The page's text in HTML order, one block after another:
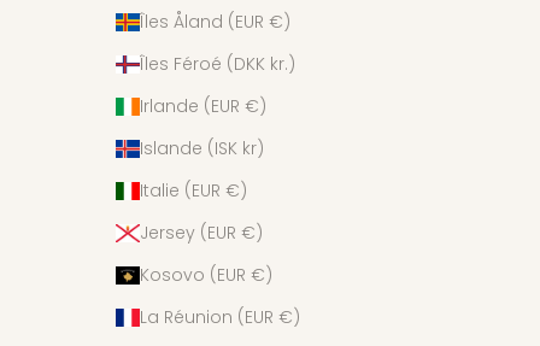
Îles Åland (EUR €)
Îles Féroé (DKK kr.)
Irlande (EUR €)
Islande (ISK kr)
Italie (EUR €)
Jersey (EUR €)
Kosovo (EUR €)
La Réunion (EUR €)